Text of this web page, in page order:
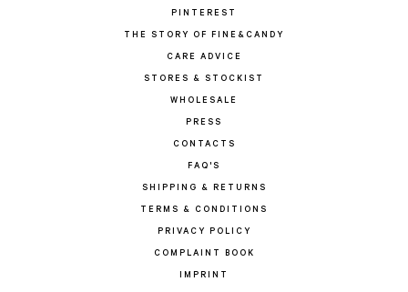
PINTEREST
THE STORY OF FINE&CANDY
CARE ADVICE
STORES & STOCKIST
WHOLESALE
PRESS
CONTACTS
FAQ'S
SHIPPING & RETURNS
TERMS & CONDITIONS
PRIVACY POLICY
COMPLAINT BOOK
IMPRINT